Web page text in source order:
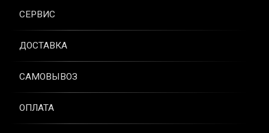
СЕРВИС
ДОСТАВКА
САМОВЫВОЗ
ОПЛАТА